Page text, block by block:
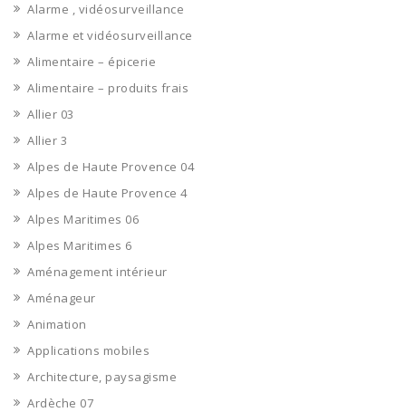
Alarme , vidéosurveillance
Alarme et vidéosurveillance
Alimentaire – épicerie
Alimentaire – produits frais
Allier 03
Allier 3
Alpes de Haute Provence 04
Alpes de Haute Provence 4
Alpes Maritimes 06
Alpes Maritimes 6
Aménagement intérieur
Aménageur
Animation
Applications mobiles
Architecture, paysagisme
Ardèche 07